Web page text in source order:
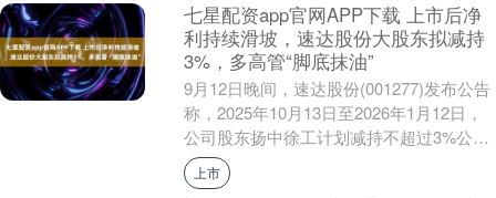
七星配资app官网APP下载 上市后净
利持续滑坡，速达股份大股东拟减持
3%，多高管“脚底抹油”
9月12日晚间，速达股份(001277)发布公告
称，2025年10月13日至2026年1月12日，
公司股东扬中徐工计划减持不超过3%公司
股份，总经理、副总经理等....
上市